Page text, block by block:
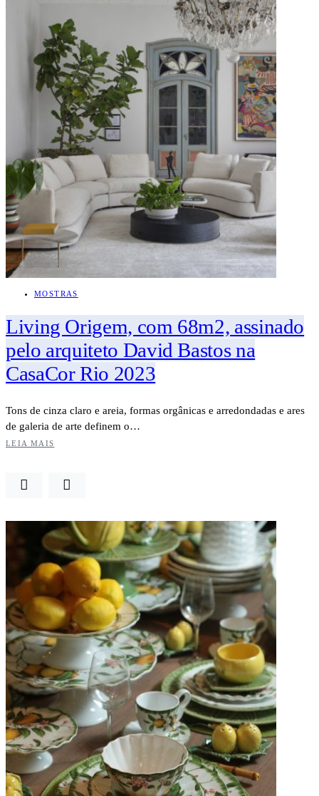
MOSTRAS
Living Origem, com 68m2, assinado
pelo arquiteto David Bastos na
CasaCor Rio 2023
Tons de cinza claro e areia, formas orgânicas e arredondadas e ares
de galeria de arte definem o…
LEIA MAIS